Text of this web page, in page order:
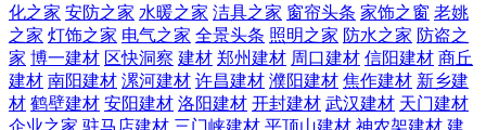
化之家 安防之家 水暖之家 洁具之家 窗帘头条 家饰之窗 老姚
之家 灯饰之家 电气之家 全景头条 照明之家 防水之家 防盗之
家 博一建材 区快洞察 建材 郑州建材 周口建材 信阳建材 商丘
建材 南阳建材 漯河建材 许昌建材 濮阳建材 焦作建材 新乡建
材 鹤壁建材 安阳建材 洛阳建材 开封建材 武汉建材 天门建材
企业之家 驻马店建材 三门峡建材 平顶山建材 神农架建材 建